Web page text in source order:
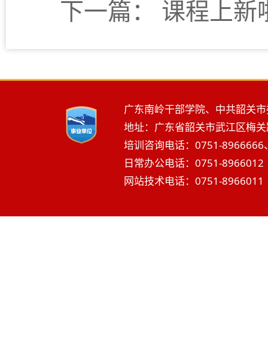
下一篇： 课程上新
广东南岭干部学院、中共韶关
地址：广东省韶关市武江区梅
培训咨询电话：0751-
日常办公电话：0751-
网站技术电话：0751-